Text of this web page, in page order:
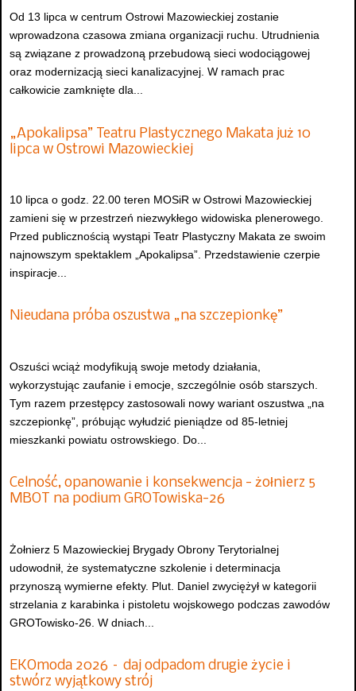
Od 13 lipca w centrum Ostrowi Mazowieckiej zostanie
wprowadzona czasowa zmiana organizacji ruchu. Utrudnienia
są związane z prowadzoną przebudową sieci wodociągowej
oraz modernizacją sieci kanalizacyjnej. W ramach prac
całkowicie zamknięte dla...
„Apokalipsa” Teatru Plastycznego Makata już 10
lipca w Ostrowi Mazowieckiej
10 lipca o godz. 22.00 teren MOSiR w Ostrowi Mazowieckiej
zamieni się w przestrzeń niezwykłego widowiska plenerowego.
Przed publicznością wystąpi Teatr Plastyczny Makata ze swoim
najnowszym spektaklem „Apokalipsa”. Przedstawienie czerpie
inspiracje...
Nieudana próba oszustwa „na szczepionkę”
Oszuści wciąż modyfikują swoje metody działania,
wykorzystując zaufanie i emocje, szczególnie osób starszych.
Tym razem przestępcy zastosowali nowy wariant oszustwa „na
szczepionkę”, próbując wyłudzić pieniądze od 85-letniej
mieszkanki powiatu ostrowskiego. Do...
Celność, opanowanie i konsekwencja - żołnierz 5
MBOT na podium GROTowiska-26
Żołnierz 5 Mazowieckiej Brygady Obrony Terytorialnej
udowodnił, że systematyczne szkolenie i determinacja
przynoszą wymierne efekty. Plut. Daniel zwyciężył w kategorii
strzelania z karabinka i pistoletu wojskowego podczas zawodów
GROTowisko-26. W dniach...
EKOmoda 2026 – daj odpadom drugie życie i
stwórz wyjątkowy strój